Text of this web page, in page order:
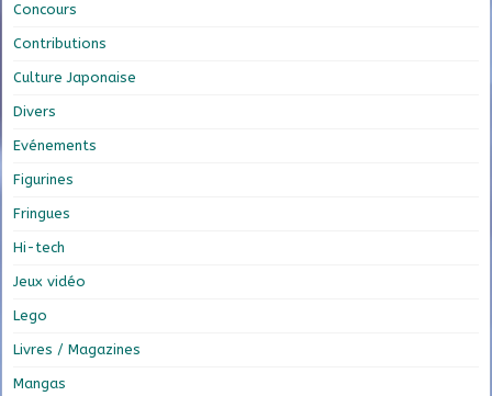
Concours
Contributions
Culture Japonaise
Divers
Evénements
Figurines
Fringues
Hi-tech
Jeux vidéo
Lego
Livres / Magazines
Mangas